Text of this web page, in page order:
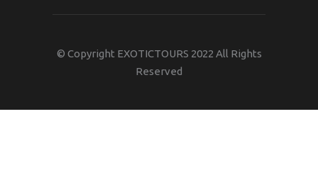
© Copyright EXOTICTOURS 2022 All Rights
Reserved